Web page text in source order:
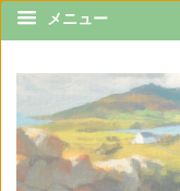
メニュー